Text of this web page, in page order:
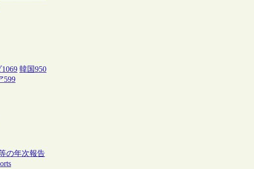
1069 韓国950
599
の年次報告